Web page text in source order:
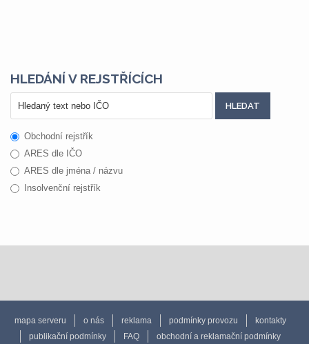
HLEDÁNÍ V REJSTŘÍCÍCH
Obchodní rejstřík
ARES dle IČO
ARES dle jména / názvu
Insolvenční rejstřík
mapa serveru o nás reklama podmínky provozu
kontakty
publikační podmínky
FAQ obchodní a reklamační podmínky